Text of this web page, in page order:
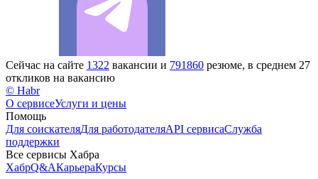
Сейчас на сайте 1322 вакансии и 791860 резюме, в среднем 27
откликов на вакансию
© Habr
О сервисеУслуги и цены
Помощь
Для соискателяДля работодателяAPI сервисаСлужба
поддержки
Все сервисы Хабра
ХабрQ&AКарьераКурсы